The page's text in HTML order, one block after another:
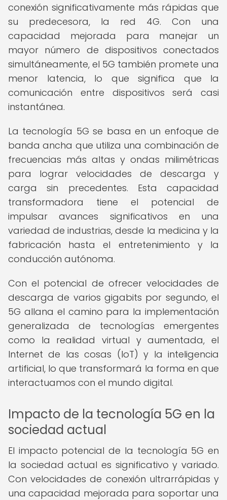
conexión significativamente más rápidas que
su predecesora, la red 4G. Con una
capacidad mejorada para manejar un
mayor número de dispositivos conectados
simultáneamente, el 5G también promete una
menor latencia, lo que significa que la
comunicación entre dispositivos será casi
instantánea.
La tecnología 5G se basa en un enfoque de
banda ancha que utiliza una combinación de
frecuencias más altas y ondas milimétricas
para lograr velocidades de descarga y
carga sin precedentes. Esta capacidad
transformadora tiene el potencial de
impulsar avances significativos en una
variedad de industrias, desde la medicina y la
fabricación hasta el entretenimiento y la
conducción autónoma.
Con el potencial de ofrecer velocidades de
descarga de varios gigabits por segundo, el
5G allana el camino para la implementación
generalizada de tecnologías emergentes
como la realidad virtual y aumentada, el
Internet de las cosas (IoT) y la inteligencia
artificial, lo que transformará la forma en que
interactuamos con el mundo digital.
Impacto de la tecnología 5G en la
sociedad actual
El impacto potencial de la tecnología 5G en
la sociedad actual es significativo y variado.
Con velocidades de conexión ultrarrápidas y
una capacidad mejorada para soportar una